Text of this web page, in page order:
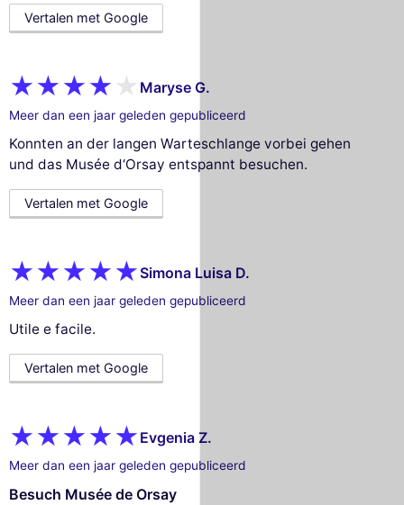
Vertalen met Google
Maryse G.
Meer dan een jaar geleden gepubliceerd
Konnten an der langen Warteschlange vorbei gehen
und das Musée d‘Orsay entspannt besuchen.
Vertalen met Google
Simona Luisa D.
Meer dan een jaar geleden gepubliceerd
Utile e facile.
Vertalen met Google
Evgenia Z.
Meer dan een jaar geleden gepubliceerd
Besuch Musée de Orsay